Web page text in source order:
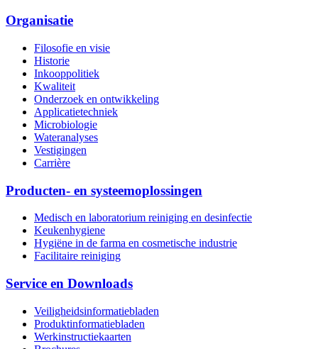
Organisatie
Filosofie en visie
Historie
Inkooppolitiek
Kwaliteit
Onderzoek en ontwikkeling
Applicatietechniek
Microbiologie
Wateranalyses
Vestigingen
Carrière
Producten- en systeemoplossingen
Medisch en laboratorium reiniging en desinfectie
Keukenhygiene
Hygiëne in de farma en cosmetische industrie
Facilitaire reiniging
Service en Downloads
Veiligheidsinformatiebladen
Produktinformatiebladen
Werkinstructiekaarten